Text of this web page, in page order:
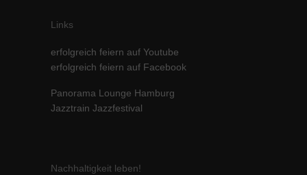
Links
erfolgreich feiern auf Youtube
erfolgreich feiern auf Facebook
Panorama Lounge Hamburg
Jazztrain Jazzfestival
Nachhaltigkeit leben!
standardmäßig blockiert. Wenn Cookies von externen Medien akzeptiert
Cookie-Informationen anzeigen
powered by Borlabs Cookie